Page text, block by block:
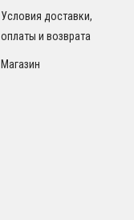
Условия доставки,
оплаты и возврата
Магазин